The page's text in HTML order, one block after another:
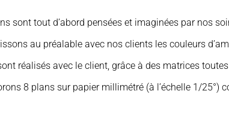
sont tout d’abord pensées et imaginées par nos
au préalable avec nos clients les couleurs
réalisés avec le client, grâce à des matrices
8 plans sur papier millimétré (à l’échelle 1/25°)